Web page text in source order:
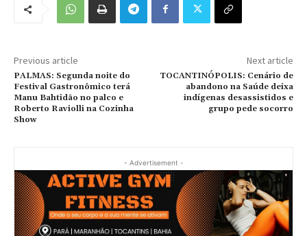
Previous article
PALMAS: Segunda noite do
Festival Gastronômico terá
Manu Bahtidão no palco e
Roberto Raviolli na Cozinha
Show
Next article
TOCANTINÓPOLIS: Cenário de
abandono na Saúde deixa
indígenas desassistidos e
grupo pede socorro
- Advertisement -